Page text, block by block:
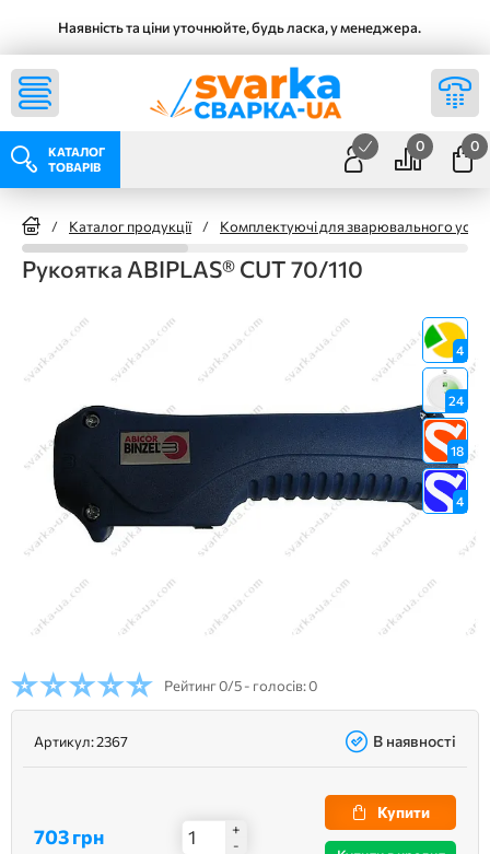
Наявність та ціни уточнюйте, будь ласка, у менеджера.
КАТАЛОГ
ТОВАРІВ
0 0
/ Каталог продукції / Комплектуючі для зварювального
Рукоятка ABIPLAS® CUT 70/110
4
24
18
4
Рейтинг0/5 - голосів: 0
Артикул:2367 В наявності
703 грн
+
-
Купити